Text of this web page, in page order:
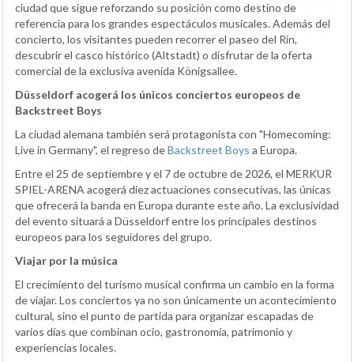
ciudad que sigue reforzando su posición como destino de
referencia para los grandes espectáculos musicales. Además del
concierto, los visitantes pueden recorrer el paseo del Rin,
descubrir el casco histórico (Altstadt) o disfrutar de la oferta
comercial de la exclusiva avenida Königsallee.
Düsseldorf acogerá los únicos conciertos europeos de
Backstreet Boys
La ciudad alemana también será protagonista con "Homecoming:
Live in Germany", el regreso deBackstreet Boys a Europa.
Entre el 25 de septiembre y el 7 de octubre de 2026, el MERKUR
SPIEL-ARENA acogerá diez actuaciones consecutivas, las únicas
que ofrecerá la banda en Europa durante este año. La exclusividad
del evento situará a Düsseldorf entre los principales destinos
europeos para los seguidores del grupo.
Viajar por la música
El crecimiento del turismo musical confirma un cambio en la forma
de viajar. Los conciertos ya no son únicamente un acontecimiento
cultural, sino el punto de partida para organizar escapadas de
varios días que combinan ocio, gastronomía, patrimonio y
experiencias locales.